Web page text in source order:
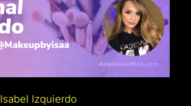
Isabel Izquierdo